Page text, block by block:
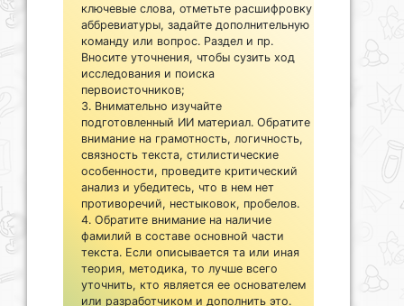
ключевые слова, отметьте расшифровку
аббревиатуры, задайте дополнительную
команду или вопрос. Раздел и пр.
Вносите уточнения, чтобы сузить ход
исследования и поиска
первоисточников;
Внимательно изучайте
подготовленный ИИ материал. Обратите
внимание на грамотность, логичность,
связность текста, стилистические
особенности, проведите критический
анализ и убедитесь, что в нем нет
противоречий, нестыковок, пробелов.
Обратите внимание на наличие
фамилий в составе основной части
текста. Если описывается та или иная
теория, методика, то лучше всего
уточнить, кто является ее основателем
или разработчиком и дополнить это.